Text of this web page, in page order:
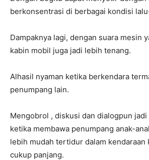
berkonsentrasi di berbagai kondisi
Dampaknya lagi, dengan suara mesin
kabin mobil juga jadi lebih tenang.
Alhasil nyaman ketika berkendara
penumpang lain.
Mengobrol , diskusi dan dialogpun jadi
ketika membawa penumpang anak-
lebih mudah tertidur dalam kendaraan
cukup panjang.